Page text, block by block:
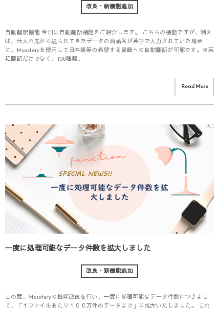
改良・新機能追加
自動翻訳機能 今回は自動翻訳機能をご紹介します。 こちらの機能ですが、例え
ば、仕入れ先から送られてきたデータの商品名が英字で入力されていた場合
に、Massteryを使用して日本語等の希望する言語への自動翻訳が可能です。※英
和翻訳だけでなく、100種類...
Read More
一度に処理可能なデータ件数を拡大しました
改良・新機能追加
この度、Massteryの機能改良を行い、一度に処理可能なデータ件数につきまし
て、「１ファイルあたり１００万件のデータまで」に拡大いたしました。 これ